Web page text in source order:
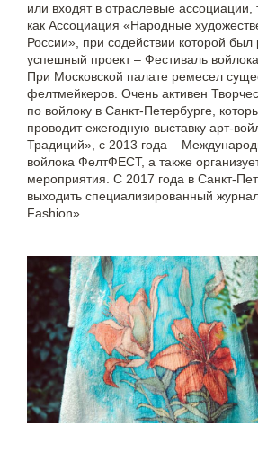
или входят в отраслевые
как Ассоциация «Народные
России», при содействии которой был
успешный проект – Фестиваль
При Московской палате ремесел
фелтмейкеров. Очень активен
по войлоку в Санкт-Петербурге,
проводит ежегодную выставку арт-
Традиций», с 2013 года –
войлока ФелтФЕСТ, а также
мероприятия. С 2017 года в Санкт-
выходить специализированный
Fashion».